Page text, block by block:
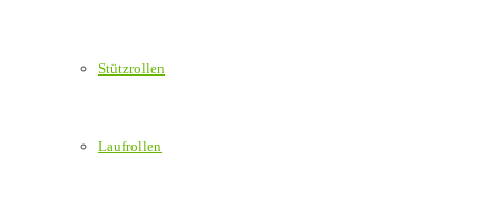
Stützrollen
Laufrollen